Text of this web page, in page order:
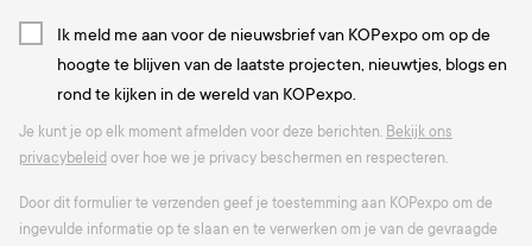
Ik meld me aan voor de nieuwsbrief van KOPexpo om op de
hoogte te blijven van de laatste projecten, nieuwtjes, blogs en
rond te kijken in de wereld van KOPexpo.
Je kunt je op elk moment afmelden voor deze berichten. Bekijk ons
privacybeleid over hoe we je privacy beschermen en respecteren.
Door dit formulier te verzenden geef je toestemming aan KOPexpo om de
ingevulde informatie op te slaan en te verwerken om je van de gevraagde